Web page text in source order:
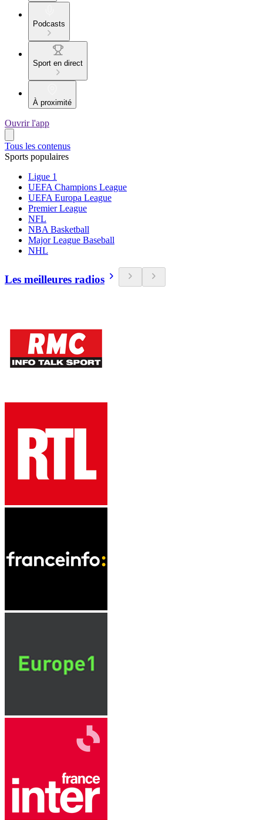
Podcasts
Sport en direct
À proximité
Ouvrir l'app
Tous les contenus
Sports populaires
Ligue 1
UEFA Champions League
UEFA Europa League
Premier League
NFL
NBA Basketball
Major League Baseball
NHL
Les meilleures radios